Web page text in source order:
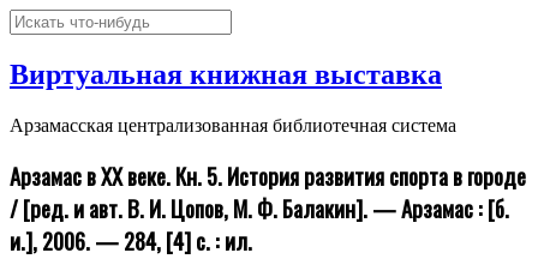
Виртуальная книжная выставка
Арзамасская централизованная библиотечная система
Арзамас в XX веке. Кн. 5. История развития спорта в городе
/ [ред. и авт. В. И. Цопов, М. Ф. Балакин]. — Арзамас : [б.
и.], 2006. — 284, [4] с. : ил.